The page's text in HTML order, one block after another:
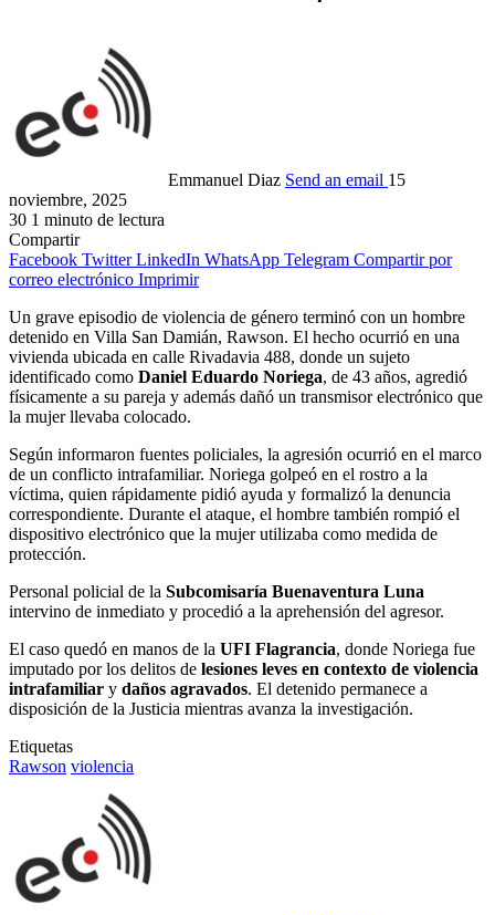
Emmanuel Diaz Send an email 15
noviembre, 2025
30 1 minuto de lectura
Compartir
Facebook Twitter LinkedIn WhatsApp Telegram Compartir por
correo electrónico Imprimir
Un grave episodio de violencia de género terminó con un hombre
detenido en Villa San Damián, Rawson. El hecho ocurrió en una
vivienda ubicada en calle Rivadavia 488, donde un sujeto
identificado como Daniel Eduardo Noriega, de 43 años, agredió
físicamente a su pareja y además dañó un transmisor electrónico que
la mujer llevaba colocado.
Según informaron fuentes policiales, la agresión ocurrió en el marco
de un conflicto intrafamiliar. Noriega golpeó en el rostro a la
víctima, quien rápidamente pidió ayuda y formalizó la denuncia
correspondiente. Durante el ataque, el hombre también rompió el
dispositivo electrónico que la mujer utilizaba como medida de
protección.
Personal policial de la Subcomisaría Buenaventura Luna
intervino de inmediato y procedió a la aprehensión del agresor.
El caso quedó en manos de la UFI Flagrancia, donde Noriega fue
imputado por los delitos de lesiones leves en contexto de violencia
intrafamiliar y daños agravados. El detenido permanece a
disposición de la Justicia mientras avanza la investigación.
Etiquetas
Rawson violencia